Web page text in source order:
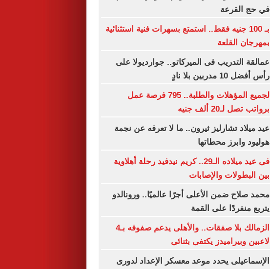
في حج القرعة
بـ 100 جنيه فقط.. استمتع بسهرات فنية استثنائية
بمهرجان القلعة
عمالقة التدريب فى الميركاتو.. جوارديولا على
رأس أفضل 10 مدربين بلا نادٍ
لجميع المؤهلات والطلبة.. 795 فرصة عمل
برواتب تصل لـ20 ألف جنيه
عيد ميلاد تشارليز ثيرون.. ما لا تعرفه عن نجمة
هوليود وابرز محطاتها
فى عيد ميلاده الـ29.. كريم نيدفيد رحلة أهلاوية
بين البطولات والإصابات
محمد صلاح ضمن الأعلى أجرًا عالميًا.. ورونالدو
يتربع منفردًا على القمة
الزمالك بلا صفقات.. والأهلى يدعم صفوفه بـ4
لاعبين وبيراميدز يكتفى بثنائى
الإسماعيلى يحدد موعد معسكر الإعداد لدورى